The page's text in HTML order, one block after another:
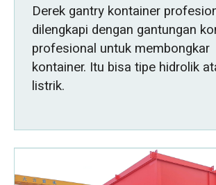
Derek gantry kontainer
dilengkapi dengan gantungan
profesional untuk membongkar
kontainer. Itu bisa tipe hidrolik
listrik.